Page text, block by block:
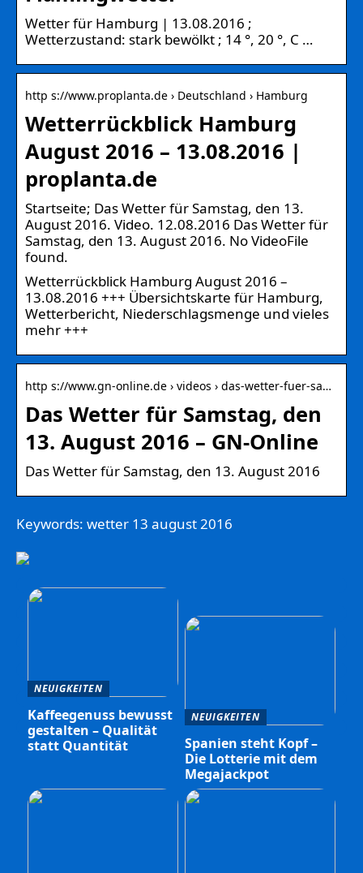
Wetter für Hamburg | 13.08.2016 ;
Wetterzustand: stark bewölkt ; 14 °, 20 °, C …
http s://www.proplanta.de › Deutschland › Hamburg
Wetterrückblick Hamburg
August 2016 – 13.08.2016 |
proplanta.de
Startseite; Das Wetter für Samstag, den 13.
August 2016. Video. 12.08.2016 Das Wetter für
Samstag, den 13. August 2016. No VideoFile
found.
Wetterrückblick Hamburg August 2016 –
13.08.2016 +++ Übersichtskarte für Hamburg,
Wetterbericht, Niederschlagsmenge und vieles
mehr +++
http s://www.gn-online.de › videos › das-wetter-fuer-sa…
Das Wetter für Samstag, den
13. August 2016 – GN-Online
Das Wetter für Samstag, den 13. August 2016
Keywords: wetter 13 august 2016
NEUIGKEITEN
Kaffeegenuss bewusst
gestalten – Qualität
statt Quantität
NEUIGKEITEN
Spanien steht Kopf –
Die Lotterie mit dem
Megajackpot